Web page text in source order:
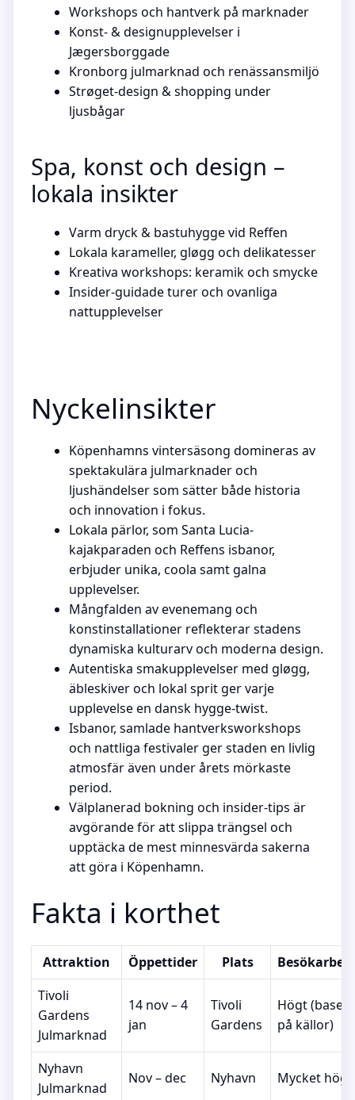
Workshops och hantverk på marknader
Konst- & designupplevelser i
Jægersborggade
Kronborg julmarknad och renässansmiljö
Strøget-design & shopping under
ljusbågar
Spa, konst och design –
lokala insikter
Varm dryck & bastuhygge vid Reffen
Lokala karameller, gløgg och delikatesser
Kreativa workshops: keramik och smycke
Insider-guidade turer och ovanliga
nattupplevelser
Nyckelinsikter
Köpenhamns vintersäsong domineras av
spektakulära julmarknader och
ljushändelser som sätter både historia
och innovation i fokus.
Lokala pärlor, som Santa Lucia-
kajakparaden och Reffens isbanor,
erbjuder unika, coola samt galna
upplevelser.
Mångfalden av evenemang och
konstinstallationer reflekterar stadens
dynamiska kulturarv och moderna design.
Autentiska smakupplevelser med gløgg,
äbleskiver och lokal sprit ger varje
upplevelse en dansk hygge-twist.
Isbanor, samlade hantverksworkshops
och nattliga festivaler ger staden en livlig
atmosfär även under årets mörkaste
period.
Välplanerad bokning och insider-tips är
avgörande för att slippa trängsel och
upptäcka de mest minnesvärda sakerna
att göra i Köpenhamn.
Fakta i korthet
Attraktion Öppettider Plats
Tivoli
Gardens
Julmarknad
14 nov – 4
jan
Tivoli
Gardens
Högt
på källor)
Nyhavn
Julmarknad
Nov – dec Nyhavn Mycket högt